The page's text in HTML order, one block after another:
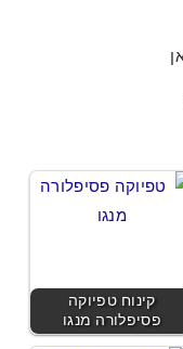
קינוח טפיוקה
פסיפלורה מנגו